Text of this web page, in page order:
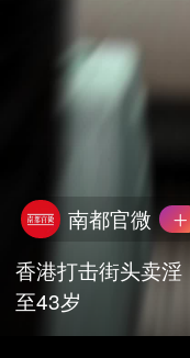
南都官微
香港打击街头卖
至43岁